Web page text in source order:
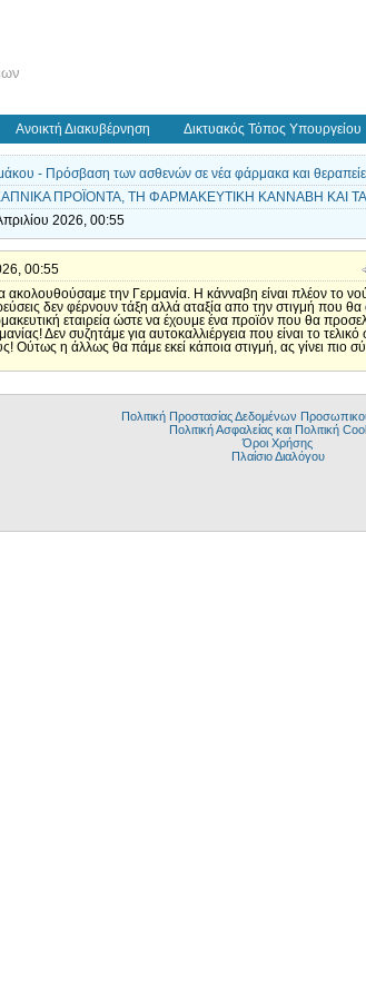
Ανοικτή Διακυβέρνηση Δικτυακός Τόπος Υπουργείου
- Πρόσβαση των ασθενών σε νέα φάρμακα και
ΚΑΠΝΙΚΑ ΠΡΟΪΟΝΤΑ, ΤΗ ΦΑΡΜΑΚΕΥΤΙΚΗ ΚΑΝΝΑΒΗ KAI
2026, 00:55
00:55
την Γερμανία. Η κάνναβη είναι πλέον το
δεν φέρνουν τάξη αλλά αταξία απο την στιγμή που
εταιρεία ώστε να έχουμε ένα προϊόν που θα
Δεν συζητάμε για αυτοκαλλιέργεια που είναι το
Ούτως η άλλως θα πάμε εκεί κάποια στιγμή, ας γίνει πιο
Πολιτική Προστασίας Δεδομένων
Πολιτική Ασφαλείας και Πολιτική
Όροι Χρήσης
Πλαίσιο Διαλόγου